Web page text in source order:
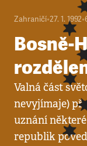
Zahraničí•27. 1. 1992•
Bosně-
Valná část
nevyjímaje)
uznání
republik